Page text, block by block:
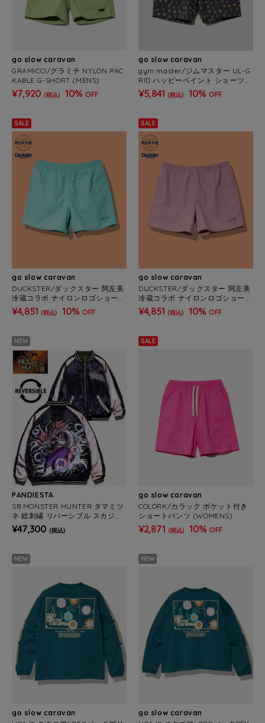
go slow caravan
GRAMICCI/グラミチ NYLON PAC
KABLE G-SHORT (MENS)
¥7,920 (税込) 10% OFF
go slow caravan
gym master/ジムマスター UL-G
RID ハッピーペイント ショーツ
(MENS)
¥5,841 (税込) 10% OFF
SALE
go slow caravan
DUCKSTER/ダックスター 阿左美
冷蔵コラボ ナイロンロゴショーツ
(MENS)
¥4,851 (税込) 10% OFF
SALE
go slow caravan
DUCKSTER/ダックスター 阿左美
冷蔵コラボ ナイロンロゴショーツ
(MENS)
¥4,851 (税込) 10% OFF
NEW
PANDIESTA
SB MONSTER HUNTER タマミツ
ネ 総刺繍 リバーシブル スカジャ
ン 公式ライセンス(536351 MEN
S/WOMENS)
¥47,300 (税込)
SALE
go slow caravan
COLORK/カラック ポケット付き
ショートパンツ (WOMENS)
¥2,871 (税込) 10% OFF
NEW
go slow caravan
NEW
go slow caravan